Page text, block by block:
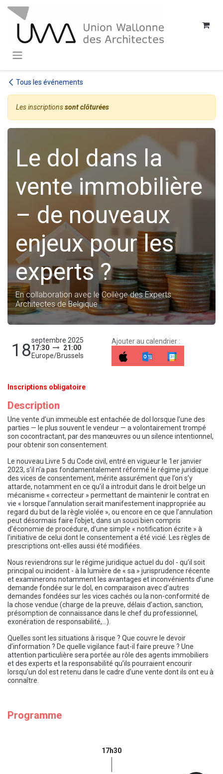
Tous les événements
Les inscriptionssont clôturées
Le dol dans la
vente immobilière
– de nouveaux
enjeux pour les
experts ?
En collaboration avec le Collège des Experts
Architectes de Belgique
18septembre 2025
17:30
21:00
Europe/Brussels
Ajouter au calendrier :
Inscriptions obligatoire
Description
Une vente d’un immeuble est entachée de dol lorsque l’une des
parties — le plus souvent le vendeur — a volontairement trompé
son cocontractant, par des manœuvres ou un silence intentionnel,
pour obtenir son consentement.
Le nouveau Livre 5 du Code civil, entré en vigueur le 1er janvier
2023, s’il n’a pas fondamentalement réformé le régime juridique
des vices de consentement, mérite assurément que l’on s’y
attarde, notamment en ce qu’il a introduit dans le droit belge un
mécanisme « correcteur » permettant de maintenir le contrat en
vie « lorsque l’annulation serait manifestement inappropriée au
regard du but de la règle violée », ou encore en ce que l’annulation
peut désormais faire l’objet, dans un souci bien compris
d’économie de procédure, d’une simple « notification écrite » à
l’initiative de celui dont le consentement a été vicié. Les règles de
prescriptions ont-elles aussi été modifiées.
Nous reviendrons sur le régime juridique actuel du dol - qu’il soit
principal ou incident - à la lumière de « sa » jurisprudence récente
et examinerons notamment les avantages et inconvénients d’une
demande fondée sur le dol, en comparaison avec d’autres
demandes fondées sur les vices cachés ou la non-conformité de
la chose vendue (charge de la preuve, délais d’action, sanction,
présomption de connaissance dans le chef du professionnel,
exonération de responsabilité,…).
Quelles sont les situations à risque ? Que couvre le devoir
d’information ? De quelle vigilance faut-il faire preuve ? Une
attention particulière sera portée au rôle des agents immobiliers
et des experts et la responsabilité qu’ils pourraient encourir
lorsqu’un dol est retenu dans le cadre d’une vente dont ils ont eu à
connaître.
Programme
17h30